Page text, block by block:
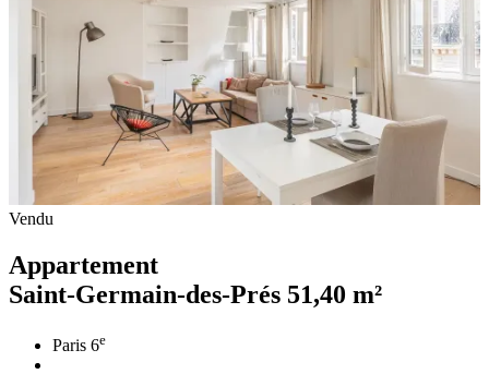
Vendu
Appartement
Saint-Germain-des-Prés 51,40 m²
Paris 6e